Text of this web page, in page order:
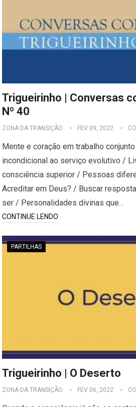
Trigueirinho | Conversas
Nº 40
ZONA DA TRANSIÇÃO FEV 09, 2022
Mente e coração em trabalho
incondicional ao serviço evolutivo /
consciência superior / Pessoas
Acreditar em Deus? / Buscar
ser / Personalidades divinas que…
CONTINUE LENDO
PARTILHAS
Trigueirinho | O Deserto
ZONA DA TRANSIÇÃO FEV 06, 2022